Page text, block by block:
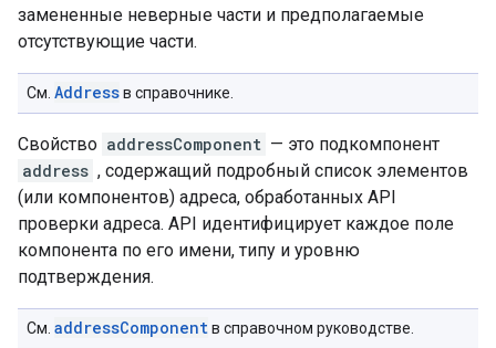
замененные неверные части и предполагаемые
отсутствующие части.
См. Addressв справочнике.
Свойство addressComponent — это подкомпонент
address , содержащий подробный список элементов
(или компонентов) адреса, обработанных API
проверки адреса. API идентифицирует каждое поле
компонента по его имени, типу и уровню
подтверждения.
См. addressComponentв справочном руководстве.